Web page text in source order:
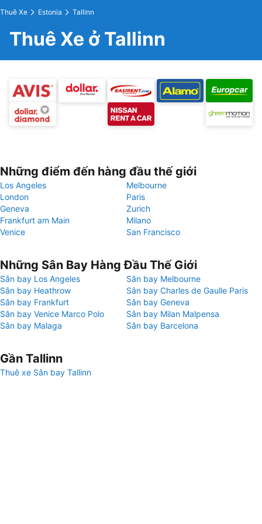
Thuê Xe Estonia Tallinn
Thuê Xe ở Tallinn
Những điểm đến hàng đầu thế giới
Los Angeles
Melbourne
London
Paris
Geneva
Zurich
Frankfurt am Main
Milano
Venice
San Francisco
Những Sân Bay Hàng Đầu Thế Giới
Sân bay Los Angeles
Sân bay Melbourne
Sân bay Heathrow
Sân bay Charles de Gaulle Paris
Sân bay Frankfurt
Sân bay Geneva
Sân bay Venice Marco Polo
Sân bay Milan Malpensa
Sân bay Malaga
Sân bay Barcelona
Gần Tallinn
Thuê xe Sân bay Tallinn